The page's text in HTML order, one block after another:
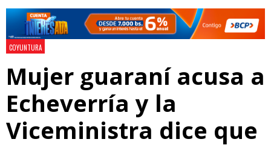
COYUNTURA
Mujer guaraní acusa a
Echeverría y la
Viceministra dice que